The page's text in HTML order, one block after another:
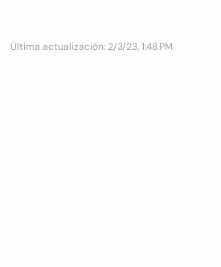
Última actualización: 2/3/23, 1:48 PM